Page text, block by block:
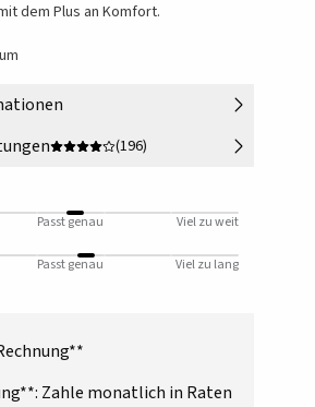
dem Plus an Komfort.
(196)
Passt genau Viel zu weit
Passt genau Viel zu lang
Zahle monatlich in Raten